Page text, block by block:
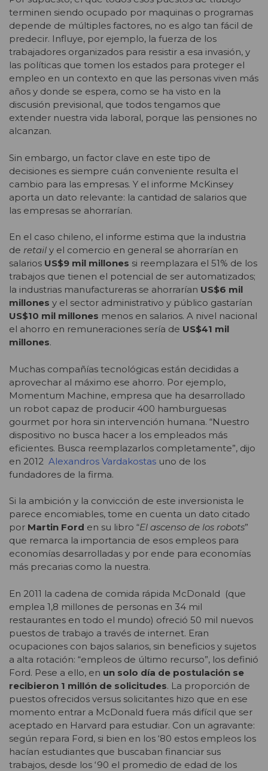
terminen siendo ocupado por maquinas o programas
depende de múltiples factores, no es algo tan fácil de
predecir. Influye, por ejemplo, la fuerza de los
trabajadores organizados para resistir a esa invasión, y
las políticas que tomen los estados para proteger el
empleo en un contexto en que las personas viven más
años y donde se espera, como se ha visto en la
discusión previsional, que todos tengamos que
extender nuestra vida laboral, porque las pensiones no
alcanzan.
Sin embargo, un factor clave en este tipo de
decisiones es siempre cuán conveniente resulta el
cambio para las empresas. Y el informe McKinsey
aporta un dato relevante: la cantidad de salarios que
las empresas se ahorrarían.
En el caso chileno, el informe estima que la industria
de retail y el comercio en general se ahorrarían en
salarios US$9 mil millones si reemplazara el 51% de los
trabajos que tienen el potencial de ser automatizados;
la industrias manufactureras se ahorrarían US$6 mil
millones y el sector administrativo y público gastarían
US$10 mil millones menos en salarios. A nivel nacional
el ahorro en remuneraciones sería de US$41 mil
millones.
Muchas compañías tecnológicas están decididas a
aprovechar al máximo ese ahorro. Por ejemplo,
Momentum Machine, empresa que ha desarrollado
un robot capaz de producir 400 hamburguesas
gourmet por hora sin intervención humana. “Nuestro
dispositivo no busca hacer a los empleados más
eficientes. Busca reemplazarlos completamente”, dijo
en 2012 Alexandros Vardakostas uno de los
fundadores de la firma.
Si la ambición y la convicción de este inversionista le
parece encomiables, tome en cuenta un dato citado
por Martin Ford en su libro “El ascenso de los robots”
que remarca la importancia de esos empleos para
economías desarrolladas y por ende para economías
más precarias como la nuestra.
En 2011 la cadena de comida rápida McDonald (que
emplea 1,8 millones de personas en 34 mil
restaurantes en todo el mundo) ofreció 50 mil nuevos
puestos de trabajo a través de internet. Eran
ocupaciones con bajos salarios, sin beneficios y sujetos
a alta rotación: “empleos de último recurso”, los definió
Ford. Pese a ello, en un solo día de postulación se
recibieron 1 millón de solicitudes. La proporción de
puestos ofrecidos versus solicitantes hizo que en ese
momento entrar a McDonald fuera más difícil que ser
aceptado en Harvard para estudiar. Con un agravante:
según repara Ford, si bien en los ‘80 estos empleos los
hacían estudiantes que buscaban financiar sus
trabajos, desde los ‘90 el promedio de edad de los